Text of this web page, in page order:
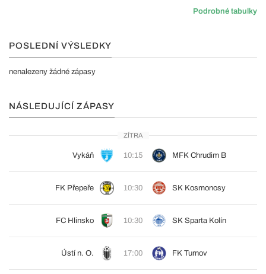
Podrobné tabulky
POSLEDNÍ VÝSLEDKY
nenalezeny žádné zápasy
NÁSLEDUJÍCÍ ZÁPASY
ZÍTRA
Vykáň 10:15 MFK Chrudim B
FK Přepeře 10:30 SK Kosmonosy
FC Hlinsko 10:30 SK Sparta Kolín
Ústí n. O. 17:00 FK Turnov